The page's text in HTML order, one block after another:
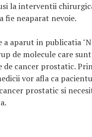
la interventii
fie neaparat nevoie.
aparut in publicatia
de molecule care
de cancer prostatic.
vor afla ca
prostatic si